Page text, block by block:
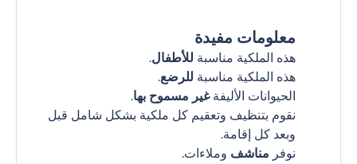
معلومات مفيدة
هذه الملكية مناسبة للأطفال.
هذه الملكية مناسبة للرضع.
الحيوانات الأليفةغير مسموح بها.
نقوم بتنظيف وتعقيم كل ملكية بشكل شامل قبل
وبعد كل إقامة.
نوفر مناشف وملاءات.